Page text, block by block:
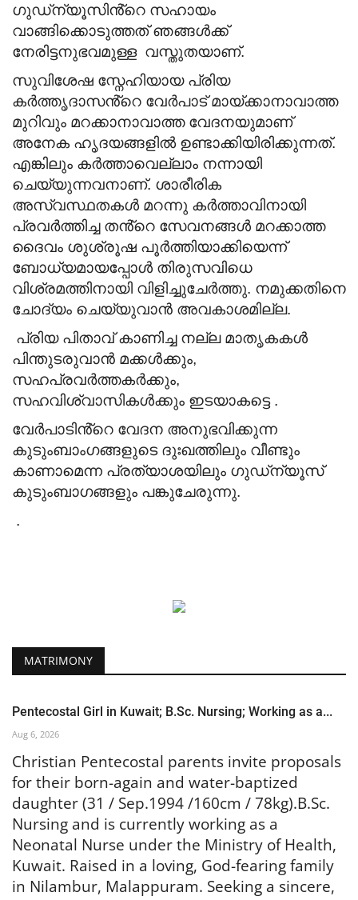
ഗുഡ്ന്യൂസിൻ്റെ സഹായം
വാങ്ങിക്കൊടുത്തത് ഞങ്ങൾക്ക്
നേരിട്ടനുഭവമുള്ള വസ്തുതയാണ്.
സുവിശേഷ സ്നേഹിയായ പ്രിയ
കർത്തൃദാസൻ്റെ വേർപാട് മായ്ക്കാനാവാത്ത
മുറിവും മറക്കാനാവാത്ത വേദനയുമാണ്
അനേക ഹൃദയങ്ങളിൽ ഉണ്ടാക്കിയിരിക്കുന്നത്.
എങ്കിലും കർത്താവെല്ലാം നന്നായി
ചെയ്യുന്നവനാണ്. ശാരീരിക
അസ്വസ്ഥതകൾ മറന്നു കർത്താവിനായി
പ്രവർത്തിച്ച തൻ്റെ സേവനങ്ങൾ മറക്കാത്ത
ദൈവം ശുശ്രൂഷ പൂർത്തിയാക്കിയെന്ന്
ബോധ്യമായപ്പോൾ തിരുസവിധെ
വിശ്രമത്തിനായി വിളിച്ചുചേർത്തു. നമുക്കതിനെ
ചോദ്യം ചെയ്യുവാൻ അവകാശമില്ല.
പ്രിയ പിതാവ് കാണിച്ച നല്ല മാതൃകകൾ
പിന്തുടരുവാൻ മക്കൾക്കും,
സഹപ്രവർത്തകർക്കും,
സഹവിശ്വാസികൾക്കും ഇടയാകട്ടെ .
വേർപാടിൻ്റെ വേദന അനുഭവിക്കുന്ന
കുടുംബാംഗങ്ങളുടെ ദുഃഖത്തിലും വീണ്ടും
കാണാമെന്ന പ്രത്യാശയിലും ഗുഡ്ന്യൂസ്
കുടുംബാഗങ്ങളും പങ്കുചേരുന്നു.
.
MATRIMONY
Pentecostal Girl in Kuwait; B.Sc. Nursing; Working as a...
Aug 6, 2026
Christian Pentecostal parents invite proposals
for their born-again and water-baptized
daughter (31 / Sep.1994 /160cm / 78kg).B.Sc.
Nursing and is currently working as a
Neonatal Nurse under the Ministry of Health,
Kuwait. Raised in a loving, God-fearing family
in Nilambur, Malappuram. Seeking a sincere,